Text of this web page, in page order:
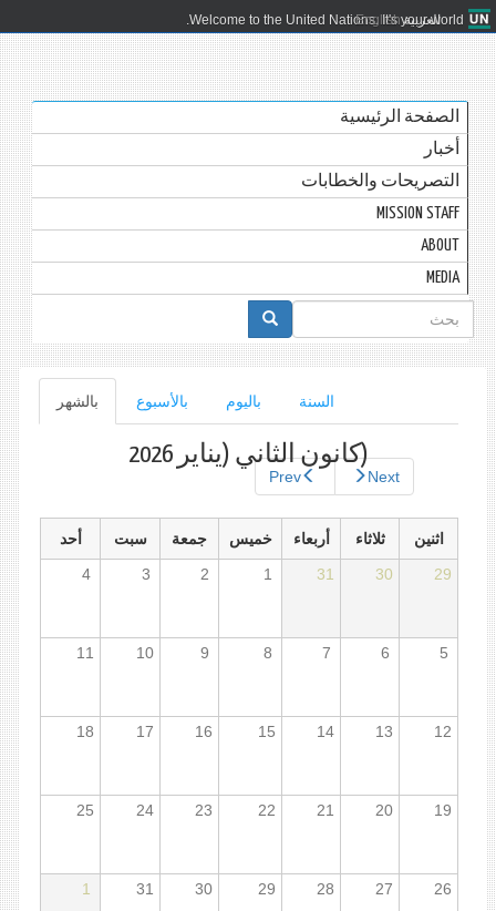
Welcome to the United Nations. It's your world.
العربية English
الصفحة الرئيسية
أخبار
التصريحات والخطابات
MISSION STAFF
ABOUT
MEDIA
استمارة
البحث
الأساسية
بالشهر
(علامة
التبويب
النشطة)
بالأسبوع باليوم السنة
Prev Next
(كانون الثاني (يناير 2026
اثنين ثلاثاء أربعاء خميس جمعة سبت
أحد
29
30
31
1
2
3
4
5
6
7
8
9
10
11
12
13
14
15
16
17
18
19
20
21
22
23
24
25
26
27
28
29
30
31
1